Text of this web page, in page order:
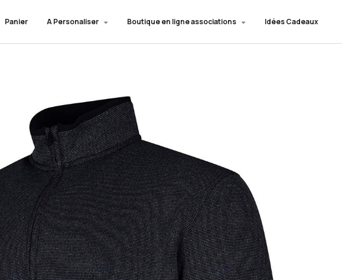
Panier A Personaliser Boutique en ligne associations Idées Cadeaux